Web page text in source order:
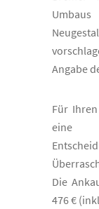
Angabe
Für
Die
476 €